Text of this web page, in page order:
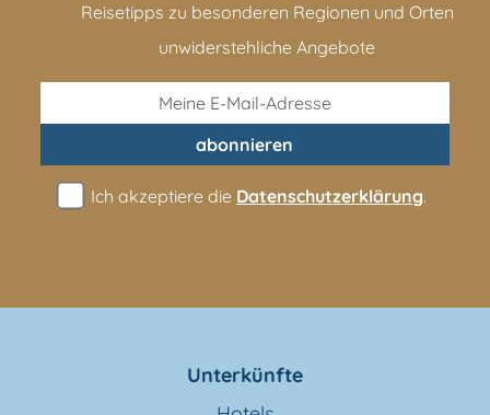
Reisetipps zu besonderen Regionen und Orten
unwiderstehliche Angebote
abonnieren
Ich akzeptiere die Datenschutzerklärung.
Unterkünfte